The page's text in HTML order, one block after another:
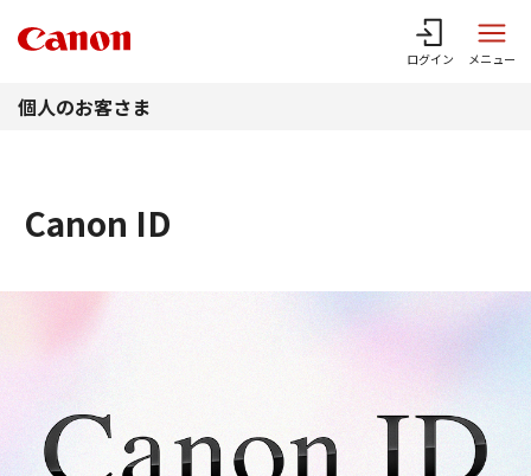
ログイン メニュー
個人のお客さま
Canon ID